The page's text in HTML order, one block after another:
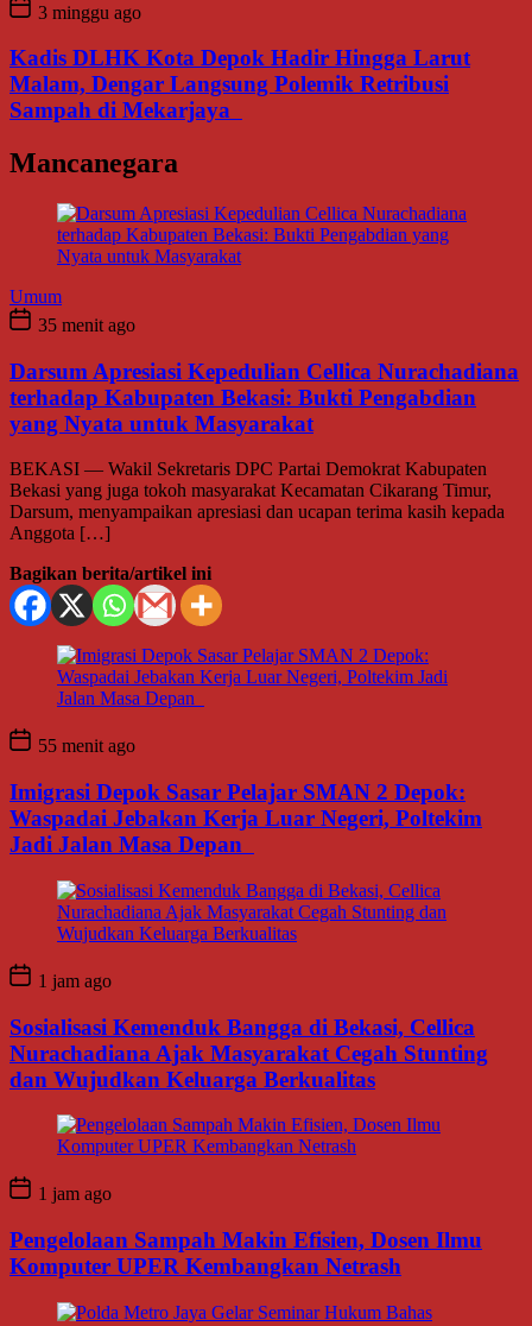
3 minggu ago
Kadis DLHK Kota Depok Hadir Hingga Larut
Malam, Dengar Langsung Polemik Retribusi
Sampah di Mekarjaya
Mancanegara
Umum
35 menit ago
Darsum Apresiasi Kepedulian Cellica Nurachadiana
terhadap Kabupaten Bekasi: Bukti Pengabdian
yang Nyata untuk Masyarakat
BEKASI — Wakil Sekretaris DPC Partai Demokrat Kabupaten
Bekasi yang juga tokoh masyarakat Kecamatan Cikarang Timur,
Darsum, menyampaikan apresiasi dan ucapan terima kasih kepada
Anggota […]
Bagikan berita/artikel ini
55 menit ago
Imigrasi Depok Sasar Pelajar SMAN 2 Depok:
Waspadai Jebakan Kerja Luar Negeri, Poltekim
Jadi Jalan Masa Depan
1 jam ago
Sosialisasi Kemenduk Bangga di Bekasi, Cellica
Nurachadiana Ajak Masyarakat Cegah Stunting
dan Wujudkan Keluarga Berkualitas
1 jam ago
Pengelolaan Sampah Makin Efisien, Dosen Ilmu
Komputer UPER Kembangkan Netrash